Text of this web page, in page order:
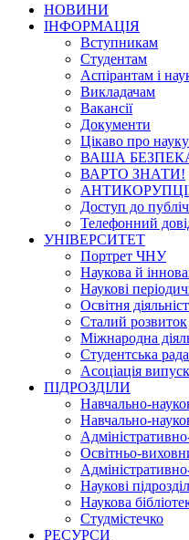
НОВИНИ
ІНФОРМАЦІЯ
Вступникам
Студентам
Аспірантам і
Викладачам
Вакансії
Документи
Цікаво про науку
ВАША
ВАРТО ЗНАТИ!
Доступ до
Телефонний
УНІВЕРСИТЕТ
Портрет ЧНУ
Наукова й
Наукові
Освітня
Сталий розвиток
Міжнародна
Студентська рада
Асоціація
ПІДРОЗДІЛИ
Навчально-
Навчально-
Освітньо-
Наукові
Наукова
Студмістечко
РЕСУРСИ